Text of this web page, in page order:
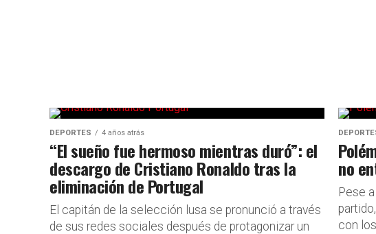
DEPORTES 4 años atrás
“El sueño fue hermoso mientras duró”: el
descargo de Cristiano Ronaldo tras la
eliminación de Portugal
El capitán de la selección lusa se pronunció a través
de sus redes sociales después de protagonizar un
no
Pese
con